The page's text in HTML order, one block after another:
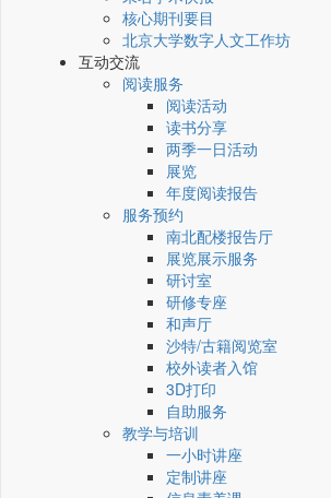
核心期刊要目
北京大学数字人文工作坊
互动交流
阅读服务
阅读活动
读书分享
两季一日活动
展览
年度阅读报告
服务预约
南北配楼报告厅
展览展示服务
研讨室
研修专座
和声厅
沙特/古籍阅览室
校外读者入馆
3D打印
自助服务
教学与培训
一小时讲座
定制讲座